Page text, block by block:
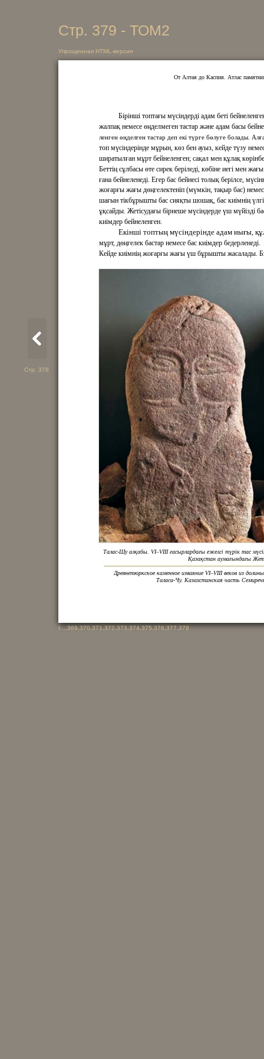
Стр. 379 - ТОМ2
Упрощенная HTML-версия
Талас-Шу алқабы. VI–VIII ғасырлардағы ежелгі түрік тас
Қазақстан аумағындағы
Древнетюркское каменное изваяние VI–VIII веков из долины
Таласа-Чу. Казахстанская часть
Бірінші топтағы мүсіндерді адам беті
жалпақ немесе өңделмеген тастар және адам басы
ленген өңделген тастар деп екі түрге бөлуге болады.
топ мүсіндерінде мұрын, көз бен ауыз, кейде түзу
ширатылған мұрт бейнеленген; сақал мен құлақ
Беттің сұлбасы өте сирек беріледі, көбіне иегі мен жағы
ғана бейнеленеді. Егер бас бейнесі толық берілсе,
жоғарғы жағы дөңгелектеніп (мүмкін, тақыр бас)
шағын тікбұрышты бас сияқты шошақ, бас киімнің
ұқсайды. Жетісудағы бірнеше мүсіндерде үш мүйізді
киімдер бейнеленген.
Екінші топтың мүсіндерінде адам иығы,
мұрт, дөңгелек бастар немесе бас киімдер бедерленеді.
Кейде киімнің жоғарғы жағы үш бұрышты жасалады.
От Алтая до Каспия. Атлас
Стр. 378
I...,369,370,371,372,373,374,375,376,377,378